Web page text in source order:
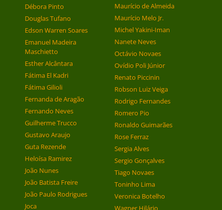
Débora Pinto
Douglas Tufano
Edson Warren Soares
Emanuel Madeira
Maschietto
Esther Alcântara
Fátima El Kadri
Fátima Gilioli
Fernanda de Aragão
Fernando Neves
Guilherme Trucco
Gustavo Araujo
Guta Rezende
Heloísa Ramirez
João Nunes
João Batista Freire
João Paulo Rodrigues
Joca
Maurício de Almeida
Maurício Melo Jr.
Michel Yakini-Iman
Nanete Neves
Octávio Novaes
Ovídio Poli Júnior
Renato Piccinin
Robson Luiz Veiga
Rodrigo Fernandes
Romero Pio
Ronaldo Guimarães
Rose Ferraz
Sergia Alves
Sergio Gonçalves
Tiago Novaes
Toninho Lima
Veronica Botelho
Wagner Hilário